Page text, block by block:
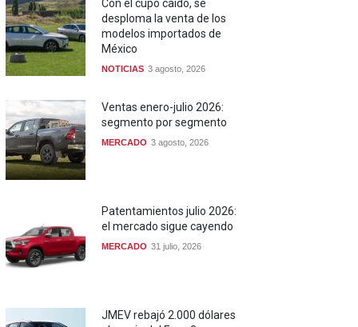
Con el cupo caído, se
desploma la venta de los
modelos importados de
México
NOTICIAS 3 agosto, 2026
Ventas enero-julio 2026:
segmento por segmento
MERCADO 3 agosto, 2026
Patentamientos julio 2026:
el mercado sigue cayendo
MERCADO 31 julio, 2026
JMEV rebajó 2.000 dólares